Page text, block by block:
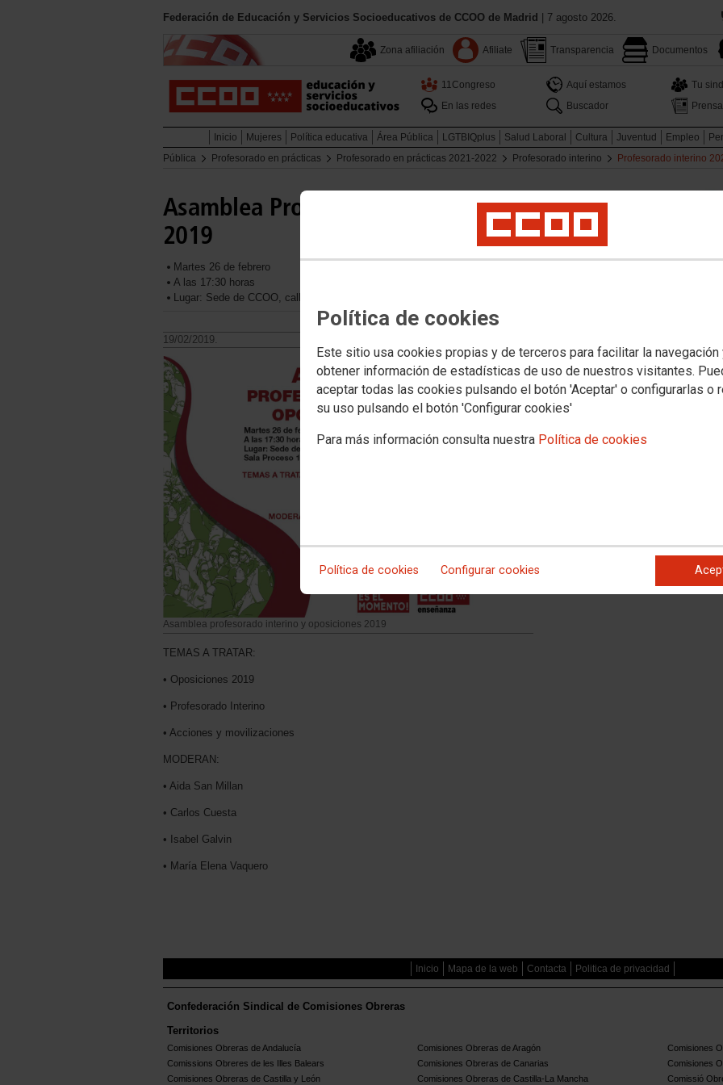
Política de cookies
Este sitio usa cookies propias y de terceros para facilitar la navegación
obtener información de estadísticas de uso de nuestros visitantes.
aceptar todas las cookies pulsando el botón 'Aceptar' o configurarlas o
su uso pulsando el botón 'Configurar cookies'
Para más información consulta nuestra Política de cookies
Política de cookies Configurar cookies
Federación de Educación y Servicios Socioeducativos de CCOO de Madrid | 7 agosto 2026.
Zona afiliación Afiliate Transparencia Documentos
11Congreso Aquí estamos Tu
En las redes
Buscador Prensa
Inicio Mujeres Política educativa Área Pública LGTBIQplus Salud Laboral Cultura Juventud Empleo
Pública
Profesorado en prácticas Profesorado en prácticas 2021-2022 Profesorado interino Profesorado interino
Asamblea Profesorado interino y oposiciones
2019
Martes 26 de febrero
A las 17:30 horas
Lugar: Sede de CCOO, calle Lope de Vega, 38 Sala Proceso 1001. 1ª planta
19/02/2019.
Asamblea profesorado interino y oposiciones 2019
TEMAS A TRATAR:
• Oposiciones 2019
• Profesorado Interino
• Acciones y movilizaciones
MODERAN:
• Aida San Millan
• Carlos Cuesta
• Isabel Galvin
• María Elena Vaquero
Inicio Mapa de la web Contacta Politica de privacidad
Confederación Sindical de Comisiones Obreras
Territorios
Comisiones Obreras de Andalucía Comisiones Obreras de Aragón
Comisiones
Comissions Obreres de les Illes Balears
Comisiones Obreras de Canarias
Comisiones
Comisiones Obreras de Castilla y León
Comisiones Obreras de Castilla-La Mancha Comissió